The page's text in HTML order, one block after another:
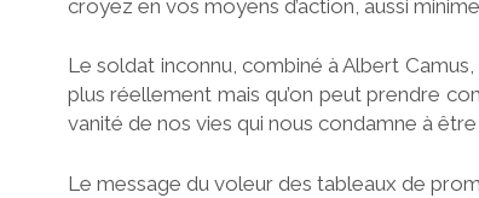
croyez en vos moyens d’action, aussi
Le soldat inconnu, combiné à Albert
plus réellement mais qu’on peut prendre
vanité de nos vies qui nous condamne à
Le message du voleur des tableaux de